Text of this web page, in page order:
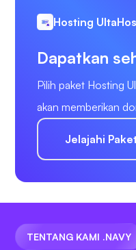
Hosting
Dapatkan
Pilih paket Hosting
akan memberikan
Jelajahi
TENTANG KAMI .NAVY